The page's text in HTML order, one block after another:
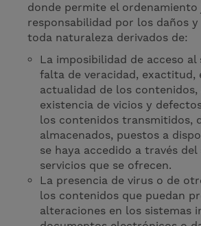
donde permite el
responsabilidad por los daños
toda naturaleza derivados de:
La imposibilidad de acceso
falta de veracidad, exactitud,
actualidad de los contenidos,
existencia de vicios y
los contenidos transmitidos,
almacenados, puestos a
se haya accedido a través
servicios que se ofrecen.
La presencia de virus o de
los contenidos que puedan
alteraciones en los sistemas